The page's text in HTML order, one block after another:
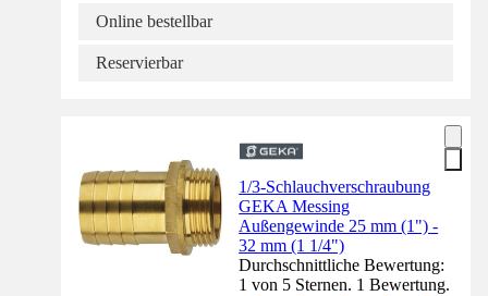
Online bestellbar
Reservierbar
1/3-Schlauchverschraubung
GEKA Messing
Außengewinde 25 mm (1") -
32 mm (1 1/4")
Durchschnittliche Bewertung:
1 von 5 Sternen. 1 Bewertung.